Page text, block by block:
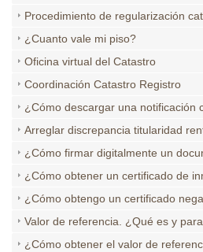
Procedimiento de regularización
¿Cuanto vale mi piso?
Oficina virtual del Catastro
Coordinación Catastro Registro
¿Cómo descargar una notificación
Arreglar discrepancia titularidad
¿Cómo firmar digitalmente un
¿Cómo obtener un certificado de
¿Cómo obtengo un certificado
Valor de referencia. ¿Qué es y
¿Cómo obtener el valor de